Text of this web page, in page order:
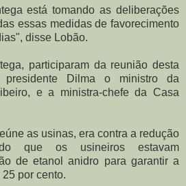
está tomando as deliberações
essas medidas de favorecimento
disse Lobão.
participaram da reunião desta
presidente Dilma o ministro da
e a ministra-chefe da Casa
as usinas, era contra a redução
que os usineiros estavam
de etanol anidro para garantir a
por cento.